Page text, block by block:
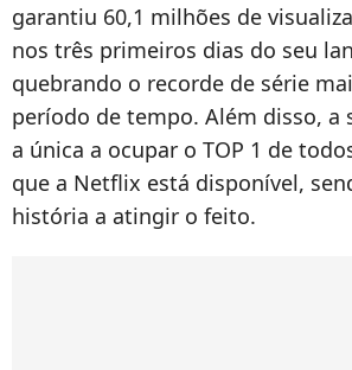
garantiu 60,1 milhões de
nos três primeiros dias do seu
quebrando o recorde de série
período de tempo. Além disso, a
a única a ocupar o TOP 1 de
que a Netflix está disponível,
história a atingir o feito.